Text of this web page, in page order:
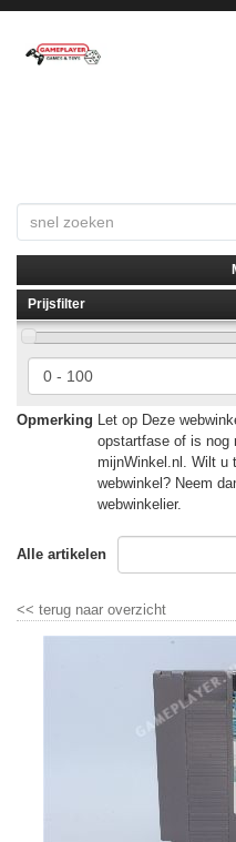
Prijsfilter
Opmerking Let op Deze
opstartfase of is nog
mijnWinkel.nl. Wilt u
webwinkel? Neem
webwinkelier.
Alle artikelen
<< terug naar overzicht